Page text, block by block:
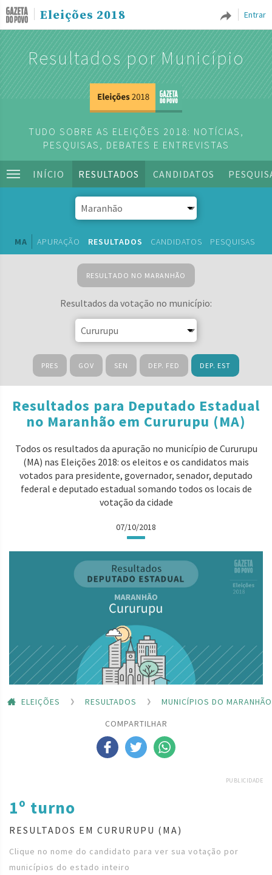
Entrar
Eleições 2018
Resultados por Município
TUDO SOBRE AS ELEIÇÕES 2018: NOTÍCIAS,
PESQUISAS, DEBATES E ENTREVISTAS
INÍCIO RESULTADOS CANDIDATOS
MA APURAÇÃO RESULTADOS CANDIDATOS PESQUISAS
RESULTADO NO MARANHÃO
Resultados da votação no município:
PRES GOV SEN DEP. FED DEP. EST
Resultados para Deputado Estadual
no Maranhão em Cururupu (MA)
Todos os resultados da apuração no município de Cururupu
(MA) nas Eleições 2018: os eleitos e os candidatos mais
votados para presidente, governador, senador, deputado
federal e deputado estadual somando todos os locais de
votação da cidade
07/10/2018
ELEIÇÕES RESULTADOS
MUNICÍPIOS DO MARANHÃO
COMPARTILHAR
PUBLICIDADE
1º turno
RESULTADOS EM CURURUPU (MA)
Clique no nome do candidato para ver sua votação por
municípios do estado inteiro